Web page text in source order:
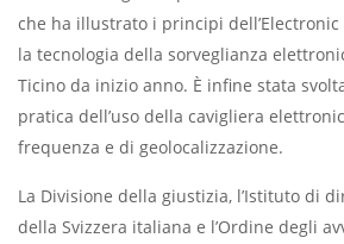
che ha illustrato i principi
la tecnologia della sorveglianza
Ticino da inizio anno. È infine stata
pratica dell’uso della cavigliera
frequenza e di geolocalizzazione.
La Divisione della giustizia, l’Istituto di
della Svizzera italiana e l’Ordine degli